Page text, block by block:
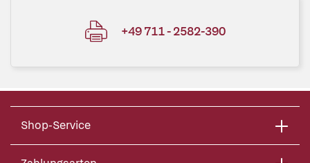
+49 711 - 2582-390
Shop-Service